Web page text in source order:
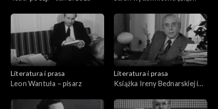
Literatura i prasa
Leon Wantuła – pisarz
Literatura i prasa
Książka Ireny Bednarskiej i